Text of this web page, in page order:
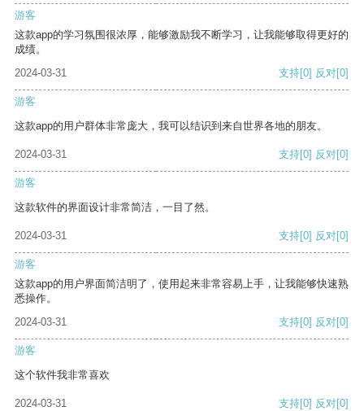
游客
这款app的学习氛围很浓厚，能够激励我不断学习，让我能够取得更好的
成绩。
2024-03-31
支持[0] 反对[0]
游客
这款app的用户群体非常庞大，我可以结识到来自世界各地的朋友。
2024-03-31 支持[0] 反对[0]
游客
这款软件的界面设计非常简洁，一目了然。
2024-03-31 支持[0] 反对[0]
游客
这款app的用户界面简洁明了，使用起来非常容易上手，让我能够快速熟
悉操作。
2024-03-31
支持[0] 反对[0]
游客
这个软件我非常喜欢
2024-03-31 支持[0] 反对[0]